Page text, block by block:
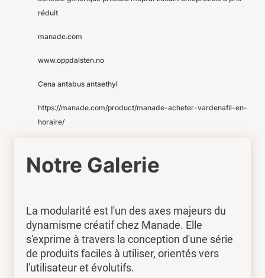
réduit
manade.com
www.oppdalsten.no
Cena antabus antaethyl
https://manade.com/product/manade-acheter-vardenafil-en-
horaire/
Notre Galerie
La modularité est l'un des axes majeurs du
dynamisme créatif chez Manade. Elle
s'exprime à travers la conception d'une série
de produits faciles à utiliser, orientés vers
l'utilisateur et évolutifs.